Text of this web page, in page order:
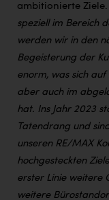
ambitionierte Ziele.
speziell im Bereich
werden wir in den
Begeisterung der
enorm, was sich
aber auch im
hat. Ins Jahr 2023
Tatendrang und
unseren RE/MAX
hochgesteckten
erster Linie weitere
weitere